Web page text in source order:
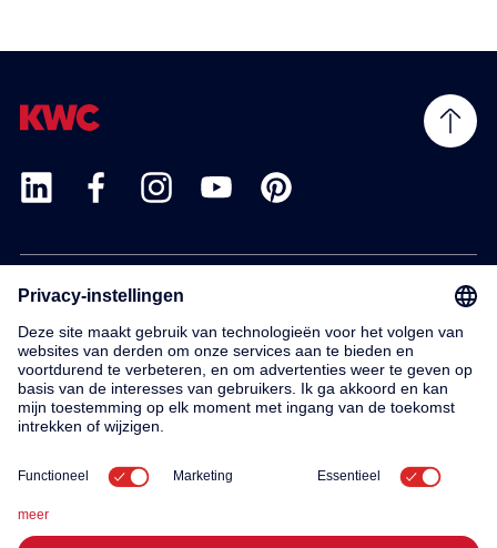
Service
Contact